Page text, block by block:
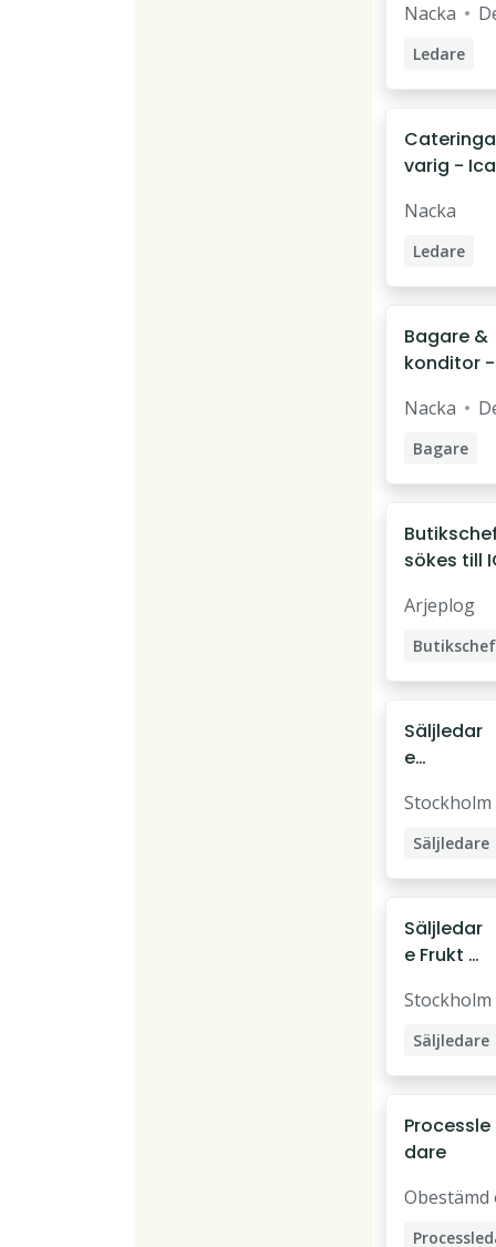
kväll
Nacka
Ledare
Butikschef
varig - Ica
Saluhall
Nacka
Ledare
Bagare &
konditor -
an
Nacka
Bagare
Konditor
sökes till
Arjeplog
Butikschef
Säljledar
e
ss
Stockholm
Säljledare
Säljledar
e Frukt &
Stockholm
Säljledare
Processle
dare